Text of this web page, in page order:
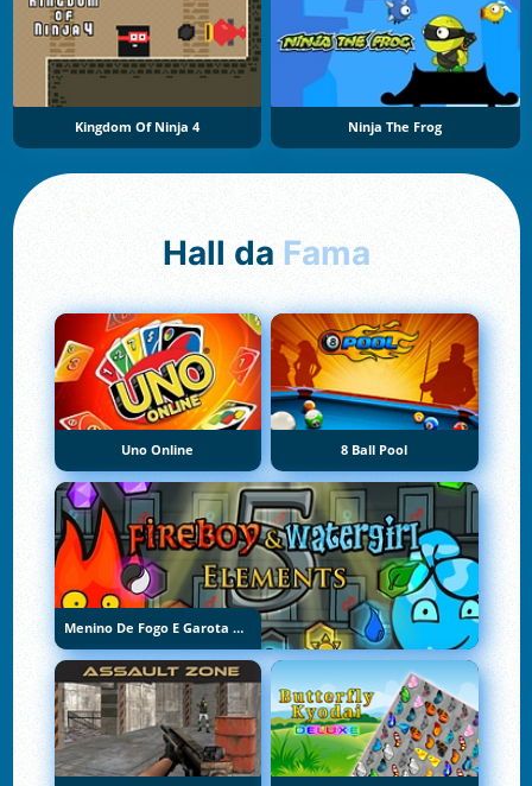
Kingdom Of Ninja 4 Ninja The Frog
Hall da Fama
Uno Online 8 Ball Pool
Menino De Fogo E Garota De Água 5: Elementos